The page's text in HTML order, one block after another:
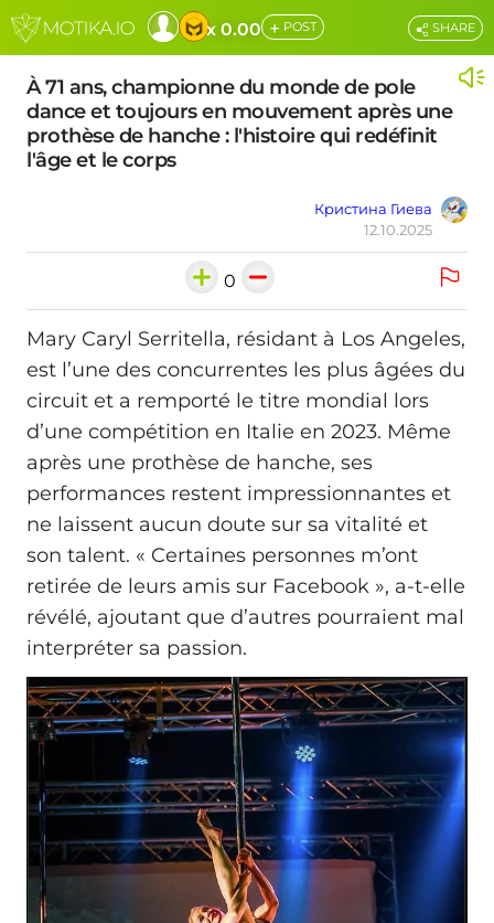
x 0.00 + POST
À 71 ans, championne du monde de pole
dance et toujours en mouvement après une
prothèse de hanche : l'histoire qui redéfinit
l'âge et le corps
Кристина Гиева
12.10.2025
SHARE
0
Mary Caryl Serritella, résidant à Los Angeles,
est l’une des concurrentes les plus âgées du
circuit et a remporté le titre mondial lors
d’une compétition en Italie en 2023. Même
après une prothèse de hanche, ses
performances restent impressionnantes et
ne laissent aucun doute sur sa vitalité et
son talent. « Certaines personnes m’ont
retirée de leurs amis sur Facebook », a-t-elle
révélé, ajoutant que d’autres pourraient mal
interpréter sa passion.